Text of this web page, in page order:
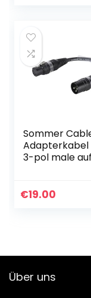
Sommer
Adapterkabel
3-pol male auf
€19.00
Über uns